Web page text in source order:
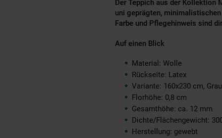
Der Teppich aus der Kollektion
uni geprägten,
Farbe und Pflegehinweis sind
Auf einen Blick
Material: Wolle
Rückseite: Latex
Variante: 160x230 cm,
Florhöhe: 0,8 cm
Gesamthöhe: ca. 12 mm
Dichte/Flächengewicht:
Herstellung: gewebt